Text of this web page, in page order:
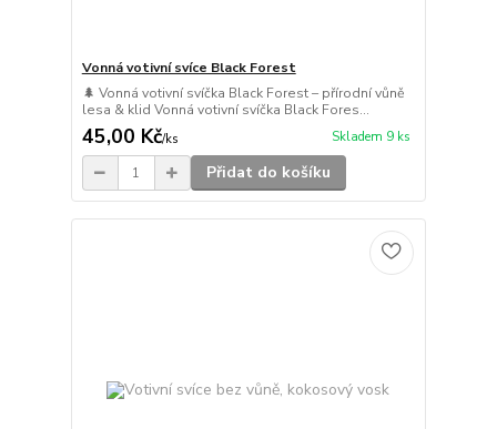
Vonná votivní svíce Black Forest
🌲 Vonná votivní svíčka Black Forest – přírodní vůně
lesa & klid Vonná votivní svíčka Black Fores...
45,00 Kč/ks Skladem 9 ks
Přidat do košíku